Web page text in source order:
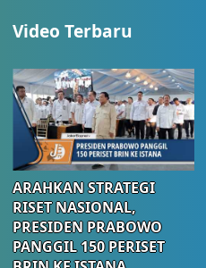
Video Terbaru
ARAHKAN STRATEGI
RISET NASIONAL,
PRESIDEN PRABOWO
PANGGIL 150 PERISET